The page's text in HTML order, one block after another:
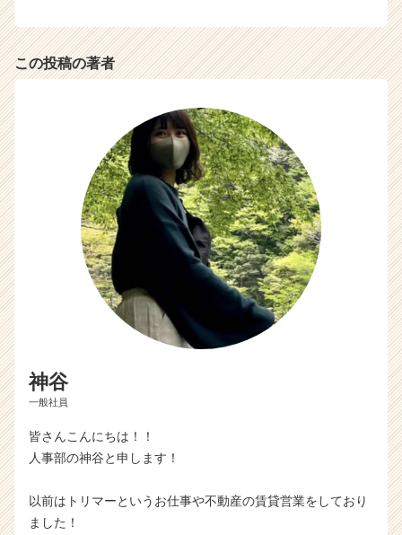
この投稿の著者
神谷
一般社員
皆さんこんにちは！！
人事部の神谷と申します！
以前はトリマーというお仕事や不動産の賃貸営業をしており
ました！